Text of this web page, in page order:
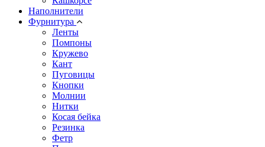
Наполнители
Фурнитура
Ленты
Помпоны
Кружево
Кант
Пуговицы
Кнопки
Молнии
Нитки
Косая бейка
Резинка
Фетр